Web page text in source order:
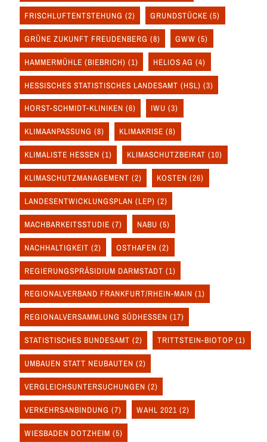
FRISCHLUFTENTSTEHUNG (2) GRUNDSTÜCKE (5)
GRÜNE ZUKUNFT FREUDENBERG (8) GWW (5)
HAMMERMÜHLE (BIEBRICH) (1) HELIOS AG (4)
HESSISCHES STATISTISCHES LANDESAMT (HSL) (3)
HORST-SCHMIDT-KLINIKEN (6) IWU (3)
KLIMAANPASSUNG (8) KLIMAKRISE (8)
KLIMALISTE HESSEN (1) KLIMASCHUTZBEIRAT (10)
KLIMASCHUTZMANAGEMENT (2) KOSTEN (26)
LANDESENTWICKLUNGSPLAN (LEP) (2)
MACHBARKEITSSTUDIE (7) NABU (5)
NACHHALTIGKEIT (2) OSTHAFEN (2)
REGIERUNGSPRÄSIDIUM DARMSTADT (1)
REGIONALVERBAND FRANKFURT/RHEIN-MAIN (1)
REGIONALVERSAMMLUNG SÜDHESSEN (17)
STATISTISCHES BUNDESAMT (2) TRITTSTEIN-BIOTOP (1)
UMBAUEN STATT NEUBAUTEN (2)
VERGLEICHSUNTERSUCHUNGEN (2)
VERKEHRSANBINDUNG (7) WAHL 2021 (2)
WIESBADEN DOTZHEIM (5)